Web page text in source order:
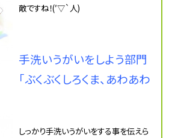
敵ですね！(′▽`人)
手洗いうがいをしよう部門
「ぶくぶくしろくま、あわあわ
しっかり手洗いうがいをする事を伝えら